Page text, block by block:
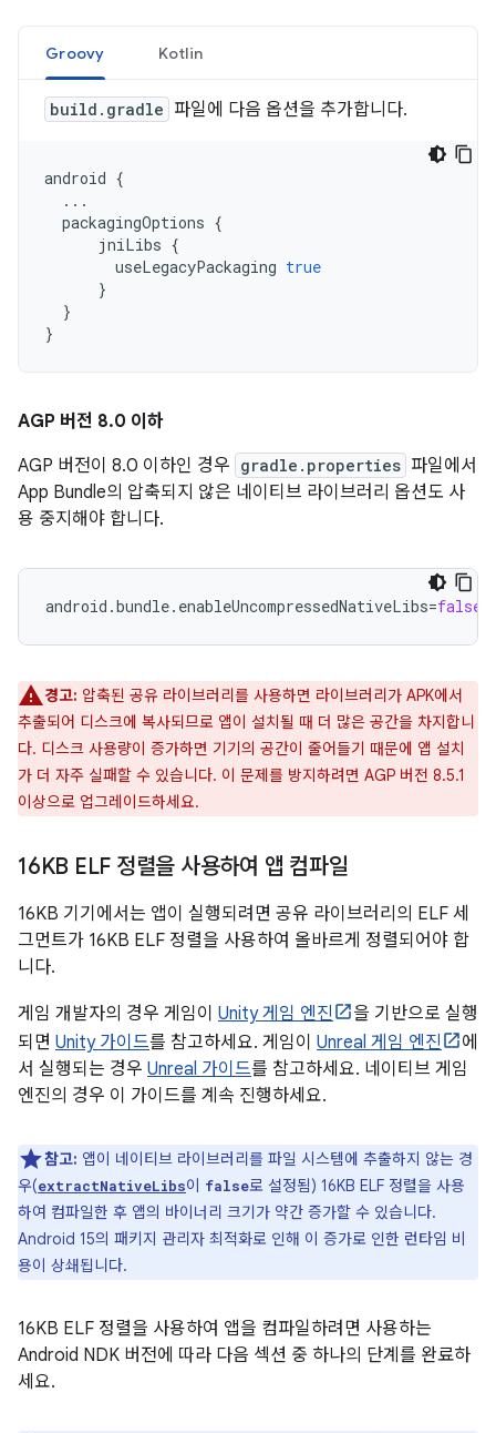
Groovy Kotlin
build.gradle 파일에 다음 옵션을 추가합니다.
android {
...
packagingOptions {
jniLibs {
useLegacyPackaging true
}
}
}
AGP 버전 8.0 이하
AGP 버전이 8.0 이하인 경우 gradle.properties 파일에서
App Bundle의 압축되지 않은 네이티브 라이브러리 옵션도 사
용 중지해야 합니다.
android.bundle.enableUncompressedNativeLibs=false
경고: 압축된 공유 라이브러리를 사용하면 라이브러리가 APK에서
추출되어 디스크에 복사되므로 앱이 설치될 때 더 많은 공간을 차지합니
다. 디스크 사용량이 증가하면 기기의 공간이 줄어들기 때문에 앱 설치
가 더 자주 실패할 수 있습니다. 이 문제를 방지하려면 AGP 버전 8.5.1
이상으로 업그레이드하세요.
16KB ELF 정렬을 사용하여 앱 컴파일
16KB 기기에서는 앱이 실행되려면 공유 라이브러리의 ELF 세
그먼트가 16KB ELF 정렬을 사용하여 올바르게 정렬되어야 합
니다.
게임 개발자의 경우 게임이 Unity 게임 엔진
을 기반으로 실행
되면 Unity 가이드를 참고하세요. 게임이 Unreal 게임 엔진
에
서 실행되는 경우 Unreal 가이드를 참고하세요. 네이티브 게임
엔진의 경우 이 가이드를 계속 진행하세요.
참고: 앱이 네이티브 라이브러리를 파일 시스템에 추출하지 않는 경
우(extractNativeLibs이 false로 설정됨) 16KB ELF 정렬을 사용
하여 컴파일한 후 앱의 바이너리 크기가 약간 증가할 수 있습니다.
Android 15의 패키지 관리자 최적화로 인해 이 증가로 인한 런타임 비
용이 상쇄됩니다.
16KB ELF 정렬을 사용하여 앱을 컴파일하려면 사용하는
Android NDK 버전에 따라 다음 섹션 중 하나의 단계를 완료하
세요.